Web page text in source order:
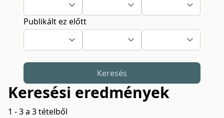
Publikált ez előtt
Keresés
Keresési eredmények
1 - 3 a 3 tételből